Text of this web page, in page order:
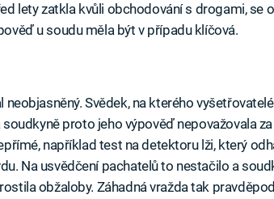
lety zatkla kvůli obchodování s drogami, se
u soudu měla být v případu klíčová.
neobjasněný. Svědek, na kterého
proto jeho výpověď nepovažovala
například test na detektoru lži, který
Na usvědčení pachatelů to nestačilo a
obžaloby. Záhadná vražda tak